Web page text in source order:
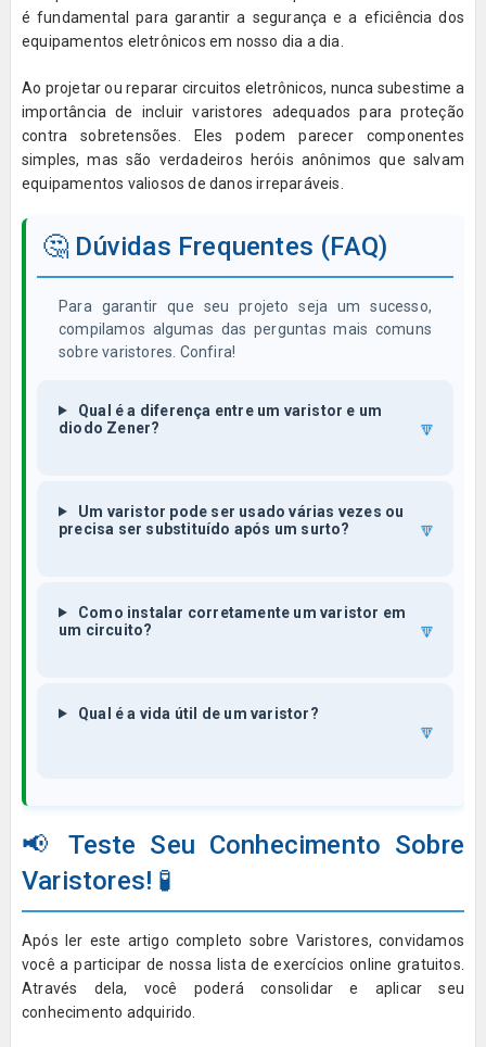
é fundamental para garantir a segurança e a eficiência dos
equipamentos eletrônicos em nosso dia a dia.
Ao projetar ou reparar circuitos eletrônicos, nunca subestime a
importância de incluir varistores adequados para proteção
contra sobretensões. Eles podem parecer componentes
simples, mas são verdadeiros heróis anônimos que salvam
equipamentos valiosos de danos irreparáveis.
🤔 Dúvidas Frequentes (FAQ)
Para garantir que seu projeto seja um sucesso,
compilamos algumas das perguntas mais comuns
sobre varistores. Confira!
Qual é a diferença entre um varistor e um
diodo Zener?
🔽
Um varistor pode ser usado várias vezes ou
precisa ser substituído após um surto?
🔽
Como instalar corretamente um varistor em
um circuito?
🔽
Qual é a vida útil de um varistor?
🔽
📢 Teste Seu Conhecimento Sobre
Varistores! 🧪
Após ler este artigo completo sobre Varistores, convidamos
você a participar de nossa lista de exercícios online gratuitos.
Através dela, você poderá consolidar e aplicar seu
conhecimento adquirido.